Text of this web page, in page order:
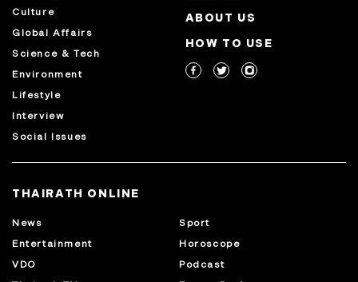
Culture
Global Affairs
Science & Tech
Environment
Lifestyle
Interview
Social Issues
ABOUT US
HOW TO USE
THAIRATH ONLINE
News
Sport
Entertainment
Horoscope
VDO
Podcast